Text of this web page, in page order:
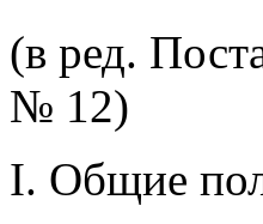
(в ред.
№ 12)
I. Общие